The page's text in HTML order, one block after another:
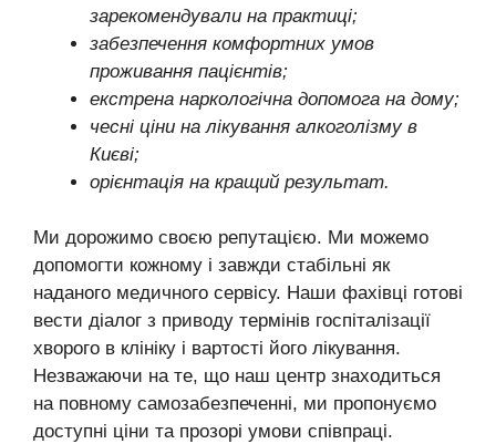
зарекомендували на практиці;
забезпечення комфортних умов
проживання пацієнтів;
екстрена наркологічна допомога на дому;
чесні ціни на лікування алкоголізму в
Києві;
орієнтація на кращий результат.
Ми дорожимо своєю репутацією. Ми можемо
допомогти кожному і завжди стабільні як
наданого медичного сервісу. Наши фахівці готові
вести діалог з приводу термінів госпіталізації
хворого в клініку і вартості його лікування.
Незважаючи на те, що наш центр знаходиться
на повному самозабезпеченні, ми пропонуємо
доступні ціни та прозорі умови співпраці.